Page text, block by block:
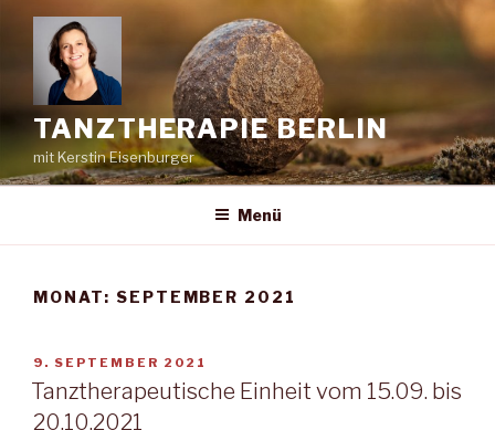
springen
TANZTHERAPIE BERLIN
mit Kerstin Eisenburger
Menü
MONAT: SEPTEMBER 2021
VERÖFFENTLICHT
AM
9. SEPTEMBER 2021
Tanztherapeutische Einheit vom 15.09. bis
20.10.2021